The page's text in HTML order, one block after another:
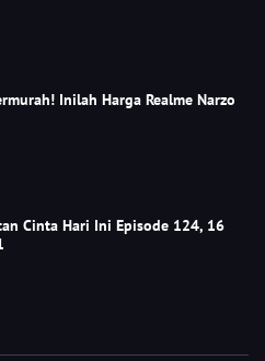
Inilah Harga Realme Narzo
Cinta Hari Ini Episode 124, 16